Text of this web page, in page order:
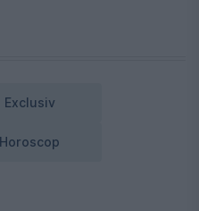
Exclusiv
Horoscop